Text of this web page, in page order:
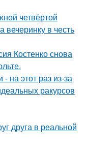
четвёртой
в честь
Костенко снова
на этот раз из-за
ракурсов
друга в реальной